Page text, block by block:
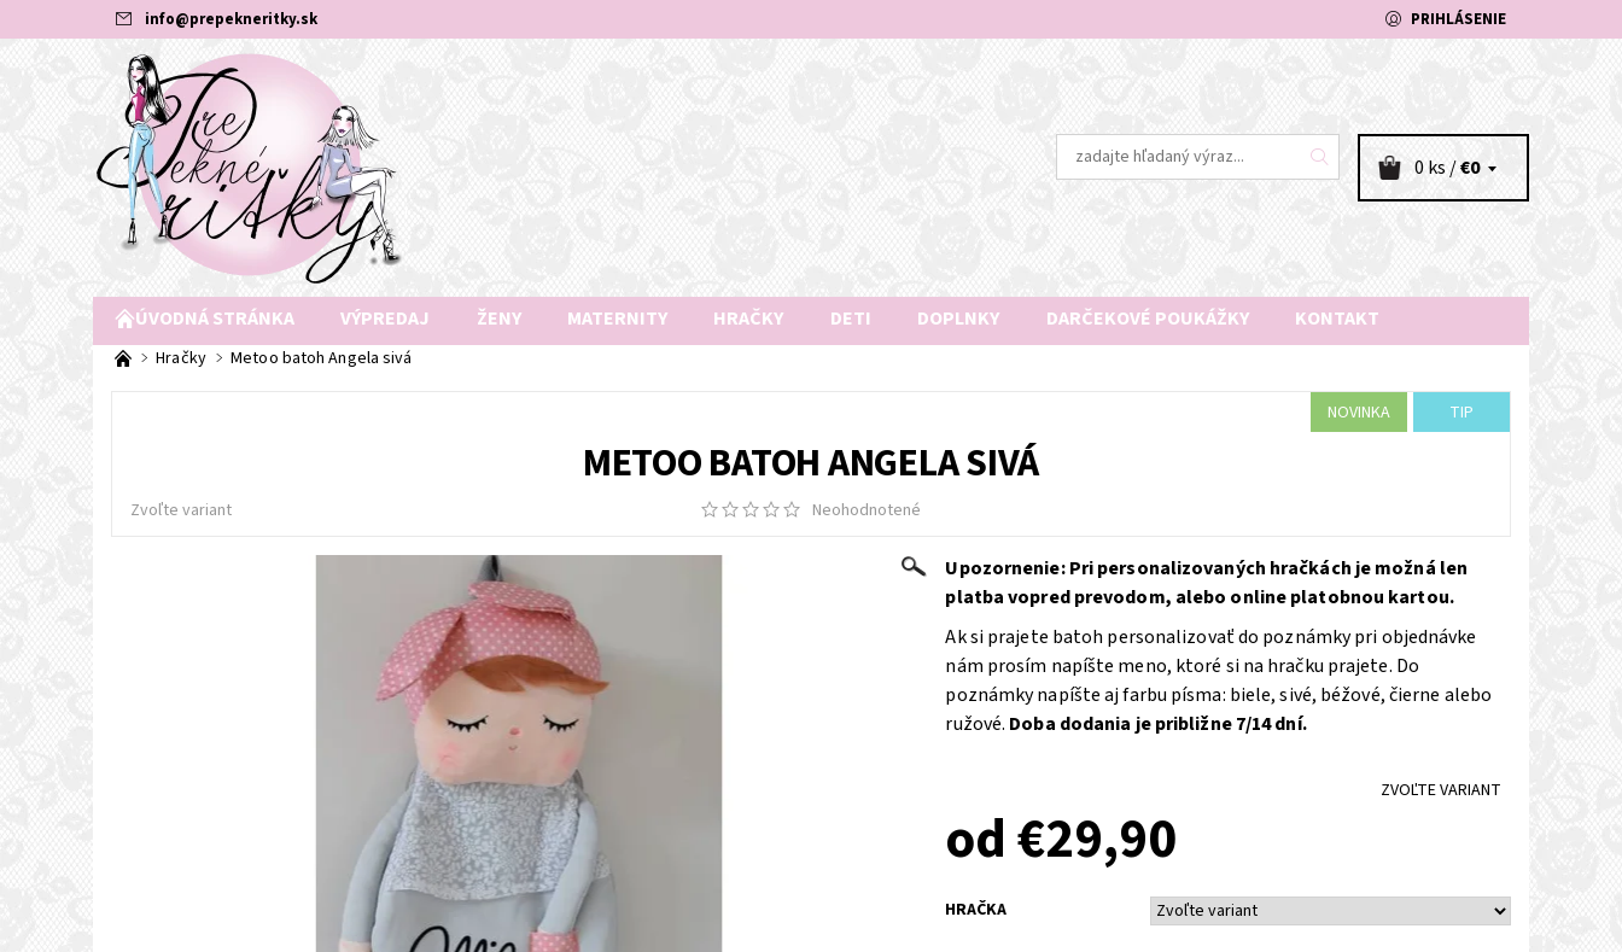
info@prepekneritky.sk PRIHLÁSENIE
0 ks /€0
ÚVODNÁ STRÁNKA VÝPREDAJ ŽENY MATERNITY HRAČKY DETI DOPLNKY DARČEKOVÉ POUKÁŽKY KONTAKT
Hračky Metoo batoh Angela sivá
NOVINKA TIP
METOO BATOH ANGELA SIVÁ
Zvoľte variant Neohodnotené
Upozornenie: Pri personalizovaných hračkách je možná len
platba vopred prevodom, alebo online platobnou kartou.
Ak si prajete batoh personalizovať do poznámky pri objednávke
nám prosím napíšte meno, ktoré si na hračku prajete. Do
poznámky napíšte aj farbu písma: biele, sivé, béžové, čierne alebo
ružové. Doba dodania je približne 7/14 dní.
ZVOĽTE VARIANT
od €29,90
HRAČKA